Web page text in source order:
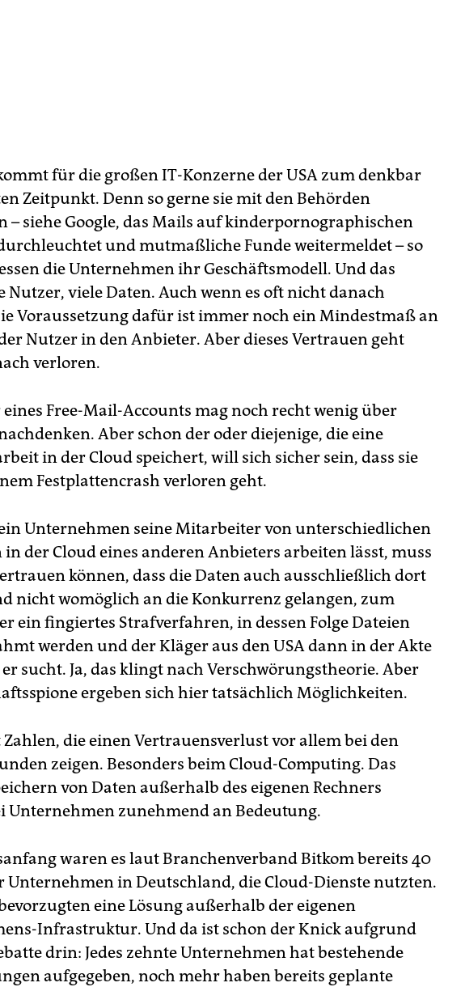
für die großen IT-Konzerne der USA zum denkbar
Zeitpunkt. Denn so gerne sie mit den Behörden
– siehe Google, das Mails auf kinderpornographischen
und mutmaßliche Funde weitermeldet – so
die Unternehmen ihr Geschäftsmodell. Und das
Nutzer, viele Daten. Auch wenn es oft nicht danach
Voraussetzung dafür ist immer noch ein Mindestmaß an
Nutzer in den Anbieter. Aber dieses Vertrauen geht
verloren.
Free-Mail-Accounts mag noch recht wenig über
Aber schon der oder diejenige, die eine
in der Cloud speichert, will sich sicher sein, dass sie
Festplattencrash verloren geht.
Unternehmen seine Mitarbeiter von unterschiedlichen
der Cloud eines anderen Anbieters arbeiten lässt, muss
können, dass die Daten auch ausschließlich dort
nicht womöglich an die Konkurrenz gelangen, zum
ein fingiertes Strafverfahren, in dessen Folge Dateien
werden und der Kläger aus den USA dann in der Akte
sucht. Ja, das klingt nach Verschwörungstheorie. Aber
ergeben sich hier tatsächlich Möglichkeiten.
Zahlen, die einen Vertrauensverlust vor allem bei den
zeigen. Besonders beim Cloud-Computing. Das
von Daten außerhalb des eigenen Rechners
Unternehmen zunehmend an Bedeutung.
waren es laut Branchenverband Bitkom bereits 40
Unternehmen in Deutschland, die Cloud-Dienste nutzten.
eine Lösung außerhalb der eigenen
Infrastruktur. Und da ist schon der Knick aufgrund
drin: Jedes zehnte Unternehmen hat bestehende
aufgegeben, noch mehr haben bereits geplante